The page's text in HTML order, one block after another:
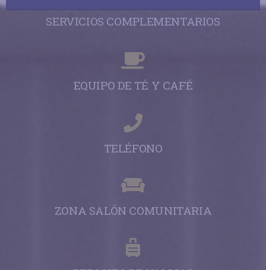
SERVICIOS COMPLEMENTARIOS
EQUIPO DE TÉ Y CAFÉ
TELÉFONO
ZONA SALÓN COMUNITARIA